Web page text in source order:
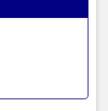
internal antenna,
antenna,